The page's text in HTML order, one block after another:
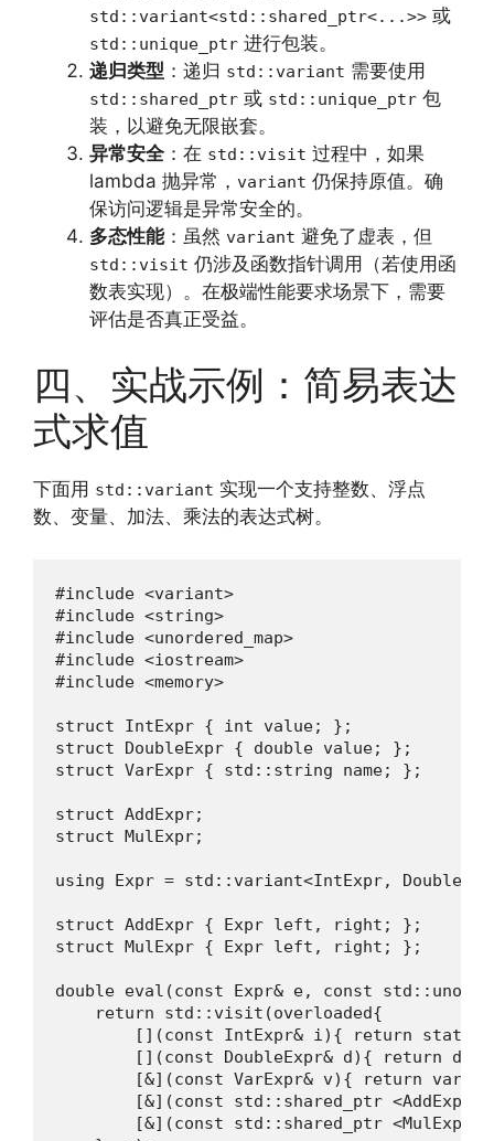
std::variant<std::shared_ptr<...>> 或
std::unique_ptr 进行包装。
递归类型 ：递归 std::variant 需要使用
std::shared_ptr 或 std::unique_ptr 包
装，以避免无限嵌套。
异常安全：在 std::visit 过程中，如果
lambda 抛异常， variant 仍保持原值。确
保访问逻辑是异常安全的。
多态性能：虽然 variant 避免了虚表，但
std::visit 仍涉及函数指针调用（若使用函
数表实现）。在极端性能要求场景下，需要
评估是否真正受益。
四、实战示例：简易表达
式求值
下面用 std::variant 实现一个支持整数、浮点
数、变量、加法、乘法的表达式树。
#include <variant>
#include <string>
#include <unordered_map>
#include <iostream>
#include <memory>
struct IntExpr { int value; };
struct DoubleExpr { double value; };
struct VarExpr { std::string name; };
struct AddExpr;
struct MulExpr;
using Expr = std::variant<IntExpr,
struct AddExpr { Expr left, right; };
struct MulExpr { Expr left, right; };
double eval(const Expr& e, const
    return std::visit(overloaded{
[](const IntExpr& i){ return
[](const DoubleExpr& d){ return
[&](const VarExpr& v){ return
[&](const std::shared_ptr
[&](const std::shared_ptr